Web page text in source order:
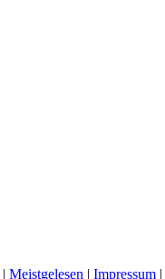
| Meistgelesen | Impressum |